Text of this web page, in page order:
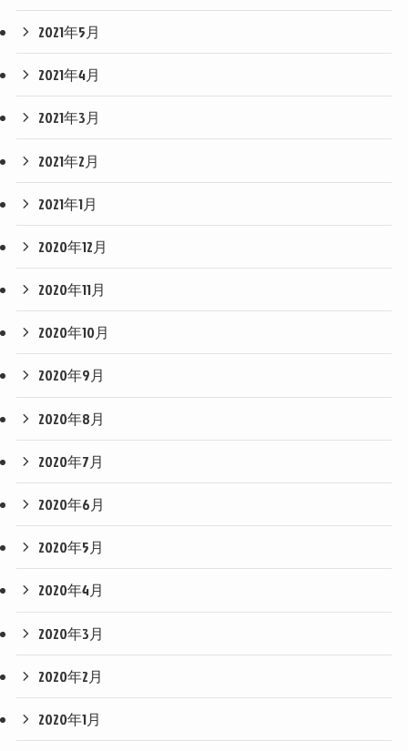
2021年5月
2021年4月
2021年3月
2021年2月
2021年1月
2020年12月
2020年11月
2020年10月
2020年9月
2020年8月
2020年7月
2020年6月
2020年5月
2020年4月
2020年3月
2020年2月
2020年1月